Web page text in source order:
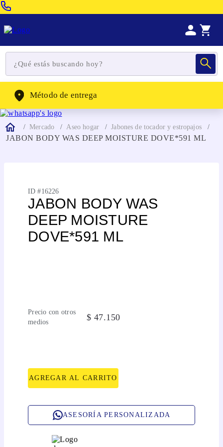
WhatsApp: (302) 262-4104
Método de entrega
Mercado Aseo hogar Jabones de tocador y estropajos
JABON BODY WAS DEEP MOISTURE DOVE*591 ML
ID #16226
JABON BODY WAS
DEEP MOISTURE
DOVE*591 ML
Precio con otros
medios
$ 47.150
AGREGAR AL CARRITO
ASESORÍA PERSONALIZADA